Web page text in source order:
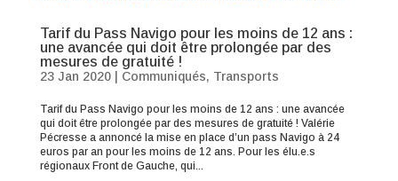
Tarif du Pass Navigo pour les moins de 12 ans :
une avancée qui doit être prolongée par des
mesures de gratuité !
23 Jan 2020| Communiqués, Transports
Tarif du Pass Navigo pour les moins de 12 ans : une avancée
qui doit être prolongée par des mesures de gratuité ! Valérie
Pécresse a annoncé la mise en place d’un pass Navigo à 24
euros par an pour les moins de 12 ans. Pour les élu.e.s
régionaux Front de Gauche, qui...